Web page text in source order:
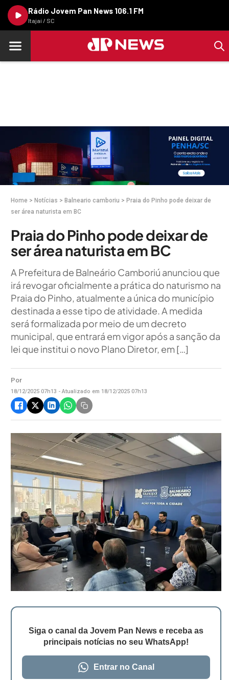
Rádio Jovem Pan News 106.1 FM
Itajaí / SC
Home > Notícias > Balneario camboriu > Praia do Pinho pode deixar de
ser área naturista em BC
Praia do Pinho pode deixar de
ser área naturista em BC
A Prefeitura de Balneário Camboriú anunciou que
irá revogar oficialmente a prática do naturismo na
Praia do Pinho, atualmente a única do município
destinada a esse tipo de atividade. A medida
será formalizada por meio de um decreto
municipal, que entrará em vigor após a sanção da
lei que institui o novo Plano Diretor, em […]
Por
18/12/2025 07h13 - Atualizado em 18/12/2025 07h13
Siga o canal da Jovem Pan News e receba as
principais notícias no seu WhatsApp!
Entrar no Canal